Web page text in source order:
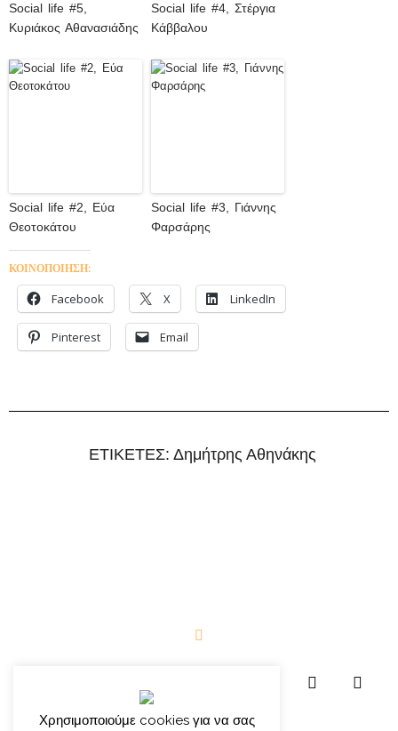
Social life #5,
Κυριάκος Αθανασιάδης
Social life #4, Στέργια
Κάββαλου
Social life #2, Εύα
Θεοτοκάτου
Social life #3, Γιάννης
Φαρσάρης
ΚΟΙΝΟΠΟΙΗΣΗ:
Facebook X LinkedIn
Pinterest Email
ΕΤΙΚΕΤΕΣ: Δημήτρης Αθηνάκης
Χρησιμοποιούμε cookies για να σας